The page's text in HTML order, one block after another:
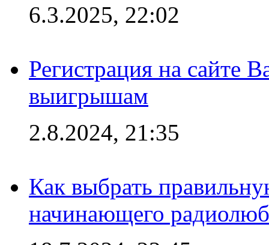
6.3.2025, 22:02
Регистрация на сайте
выигрышам
2.8.2024, 21:35
Как выбрать
начинающего